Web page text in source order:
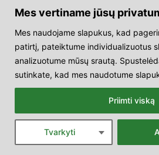
Mes vertiname jūsų
Mes naudojame slapukus, kad
patirtį, pateiktume individualizuotus
analizuotume mūsų srautą.
sutinkate, kad mes naudotume
Tvarkyti
Priimti viską
LR OFICIALIAI
PATVIRTINTOMIS ŠVENČIŲ
+370 64035039
SUSISIEKITE